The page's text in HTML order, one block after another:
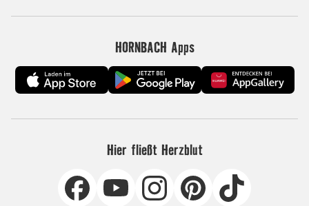
HORNBACH Apps
Hier fließt Herzblut